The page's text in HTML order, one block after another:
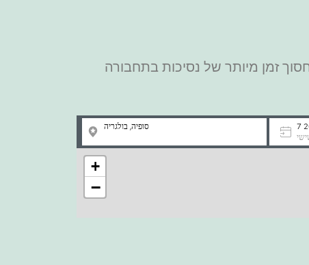
זמן מיותר של נסיכות בתחבורה